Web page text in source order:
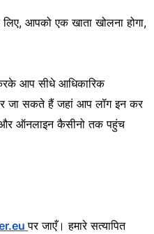
आपको एक खाता खोलना होगा,
आप सीधे आधिकारिक
जा सकते हैं जहां आप लॉग इन कर
ऑनलाइन कैसीनो तक पहुंच
पर जाएँ। हमारे सत्यापित